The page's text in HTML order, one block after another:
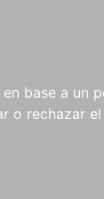
base a un
o rechazar